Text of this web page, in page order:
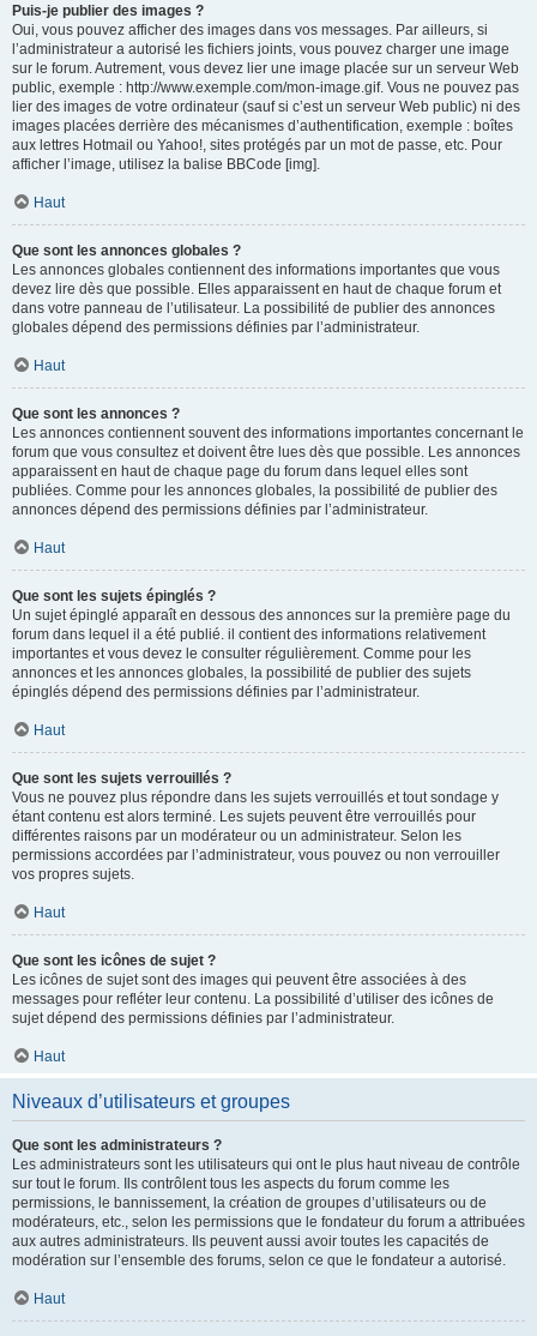
Puis-je publier des images ?
Oui, vous pouvez afficher des images dans vos messages. Par ailleurs, si
l’administrateur a autorisé les fichiers joints, vous pouvez charger une image
sur le forum. Autrement, vous devez lier une image placée sur un serveur Web
public, exemple : http://www.exemple.com/mon-image.gif. Vous ne pouvez pas
lier des images de votre ordinateur (sauf si c’est un serveur Web public) ni des
images placées derrière des mécanismes d’authentification, exemple : boîtes
aux lettres Hotmail ou Yahoo!, sites protégés par un mot de passe, etc. Pour
afficher l’image, utilisez la balise BBCode [img].
Haut
Que sont les annonces globales ?
Les annonces globales contiennent des informations importantes que vous
devez lire dès que possible. Elles apparaissent en haut de chaque forum et
dans votre panneau de l’utilisateur. La possibilité de publier des annonces
globales dépend des permissions définies par l’administrateur.
Haut
Que sont les annonces ?
Les annonces contiennent souvent des informations importantes concernant le
forum que vous consultez et doivent être lues dès que possible. Les annonces
apparaissent en haut de chaque page du forum dans lequel elles sont
publiées. Comme pour les annonces globales, la possibilité de publier des
annonces dépend des permissions définies par l’administrateur.
Haut
Que sont les sujets épinglés ?
Un sujet épinglé apparaît en dessous des annonces sur la première page du
forum dans lequel il a été publié. il contient des informations relativement
importantes et vous devez le consulter régulièrement. Comme pour les
annonces et les annonces globales, la possibilité de publier des sujets
épinglés dépend des permissions définies par l’administrateur.
Haut
Que sont les sujets verrouillés ?
Vous ne pouvez plus répondre dans les sujets verrouillés et tout sondage y
étant contenu est alors terminé. Les sujets peuvent être verrouillés pour
différentes raisons par un modérateur ou un administrateur. Selon les
permissions accordées par l’administrateur, vous pouvez ou non verrouiller
vos propres sujets.
Haut
Que sont les icônes de sujet ?
Les icônes de sujet sont des images qui peuvent être associées à des
messages pour refléter leur contenu. La possibilité d’utiliser des icônes de
sujet dépend des permissions définies par l’administrateur.
Haut
Niveaux d’utilisateurs et groupes
Que sont les administrateurs ?
Les administrateurs sont les utilisateurs qui ont le plus haut niveau de contrôle
sur tout le forum. Ils contrôlent tous les aspects du forum comme les
permissions, le bannissement, la création de groupes d’utilisateurs ou de
modérateurs, etc., selon les permissions que le fondateur du forum a attribuées
aux autres administrateurs. Ils peuvent aussi avoir toutes les capacités de
modération sur l’ensemble des forums, selon ce que le fondateur a autorisé.
Haut